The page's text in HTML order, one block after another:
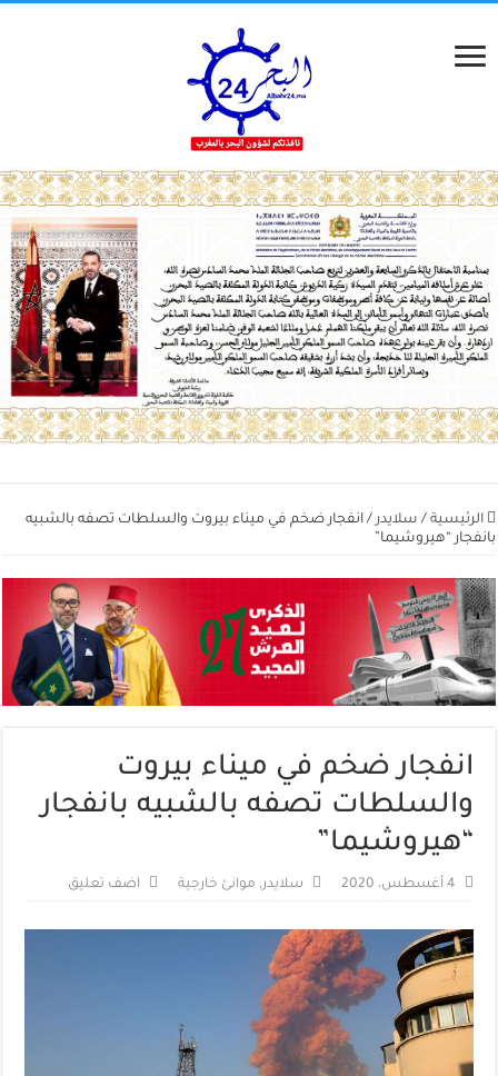
الرئيسية / سلايدر / انفجار ضخم في ميناء بيروت والسلطات تصفه بالشبيه
بانفجار “هيروشيما”
انفجار ضخم في ميناء بيروت
والسلطات تصفه بالشبيه بانفجار
“هيروشيما”
4 أغسطس، 2020 سلايدر , موانئ خارجية اضف تعليق